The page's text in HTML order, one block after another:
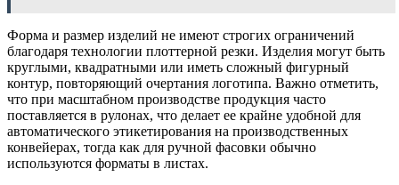
Форма и размер изделий не имеют строгих ограничений
благодаря технологии плоттерной резки. Изделия могут быть
круглыми, квадратными или иметь сложный фигурный
контур, повторяющий очертания логотипа. Важно отметить,
что при масштабном производстве продукция часто
поставляется в рулонах, что делает ее крайне удобной для
автоматического этикетирования на производственных
конвейерах, тогда как для ручной фасовки обычно
используются форматы в листах.